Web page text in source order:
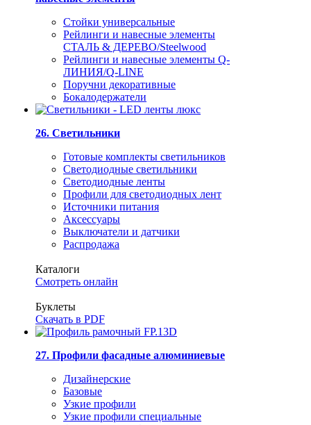
Стойки универсальные
Рейлинги и навесные элементы
СТАЛЬ & ДЕРЕВО/Steelwood
Рейлинги и навесные элементы Q-
ЛИНИЯ/Q-LINE
Поручни декоративные
Бокалодержатели
26. Светильники
Готовые комплекты светильников
Светодиодные светильники
Светодиодные ленты
Профили для светодиодных лент
Источники питания
Аксессуары
Выключатели и датчики
Распродажа
Каталоги
Смотреть онлайн
Буклеты
Скачать в PDF
27. Профили фасадные алюминиевые
Дизайнерские
Базовые
Узкие профили
Узкие профили специальные